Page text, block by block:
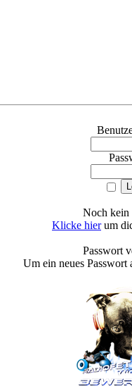
Noch
Klicke hierum
Passwort
Um ein neues Passwort